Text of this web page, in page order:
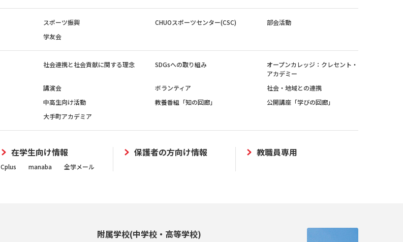
スポーツ振興 CHUOスポーツセンター(CSC)
部会活動
学友会
社会連携と社会貢献に関する理念 SDGsへの取り組み
オープンカレッジ：クレセント・
アカデミー
講演会
ボランティア
社会・地域との連携
中高生向け活動
教養番組「知の回廊」
公開講座「学びの回廊」
大手町アカデミア
在学生向け情報
Cplus manaba 全学メール
保護者の方向け情報 教職員専用
附属学校(中学校・高等学校)